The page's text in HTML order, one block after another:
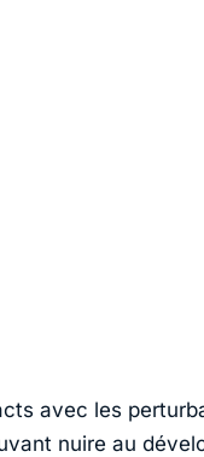
avec les
nuire au